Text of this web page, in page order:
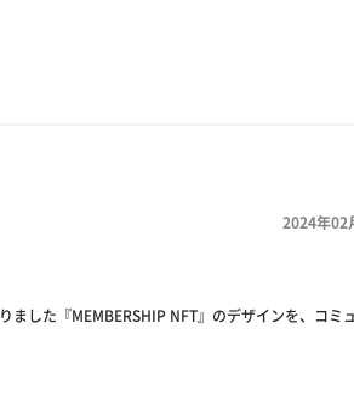
2024年02
ました『MEMBERSHIP NFT』のデザインを、コミ